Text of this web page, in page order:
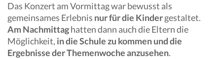
Das Konzert am Vormittag war bewusst als
gemeinsames Erlebnis nur für die Kindergestaltet.
Am Nachmittaghatten dann auch die Eltern die
Möglichkeit, in die Schule zu kommen und die
Ergebnisse der Themenwoche anzusehen.